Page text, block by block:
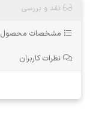
نقد و بررسی
مشخصات محصول
نظرات کاربران